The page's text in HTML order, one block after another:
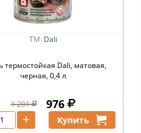
ТМ: Dali
термостойкая Dali, матовая,
черная, 0,4 л
1 201 976
+ Купить